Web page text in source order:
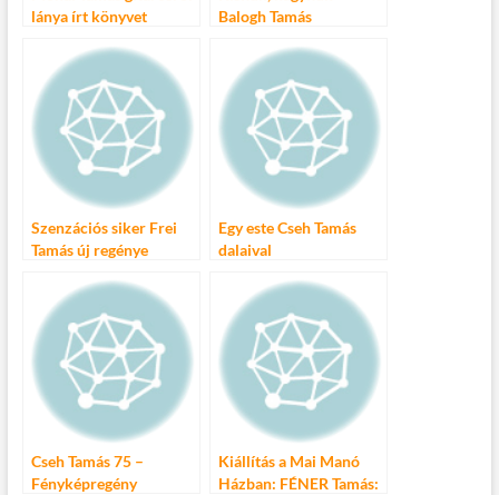
lánya írt könyvet
Balogh Tamás
Szenzációs siker Frei
Tamás új regénye
Egy este Cseh Tamás
dalaival
Cseh Tamás 75 –
Fényképregény
Kiállítás a Mai Manó
Házban: FÉNER Tamás: